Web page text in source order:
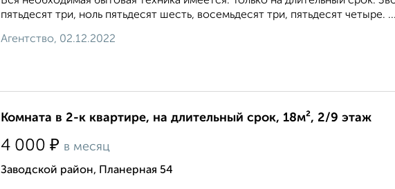
пятьдесят три, ноль пятьдесят шесть, восемьдесят три, пятьдесят четыре. ...
Агентство, 02.12.2022
Комната в 2-к квартире, на длительный срок, 18м², 2/9 этаж
4 000 ₽ в месяц
Заводской район, Планерная 54